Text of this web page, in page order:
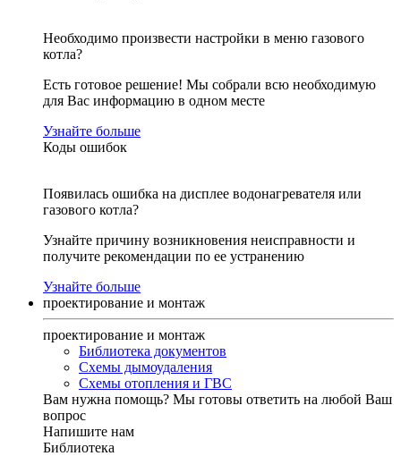
Необходимо произвести настройки в меню газового
котла?
Есть готовое решение! Мы собрали всю необходимую
для Вас информацию в одном месте
Узнайте больше
Коды ошибок
Появилась ошибка на дисплее водонагревателя или
газового котла?
Узнайте причину возникновения неисправности и
получите рекомендации по ее устранению
Узнайте больше
проектирование и монтаж
проектирование и монтаж
Библиотека документов
Схемы дымоудаления
Схемы отопления и ГВС
Вам нужна помощь? Мы готовы ответить на любой Ваш
вопрос
Напишите нам
Библиотека